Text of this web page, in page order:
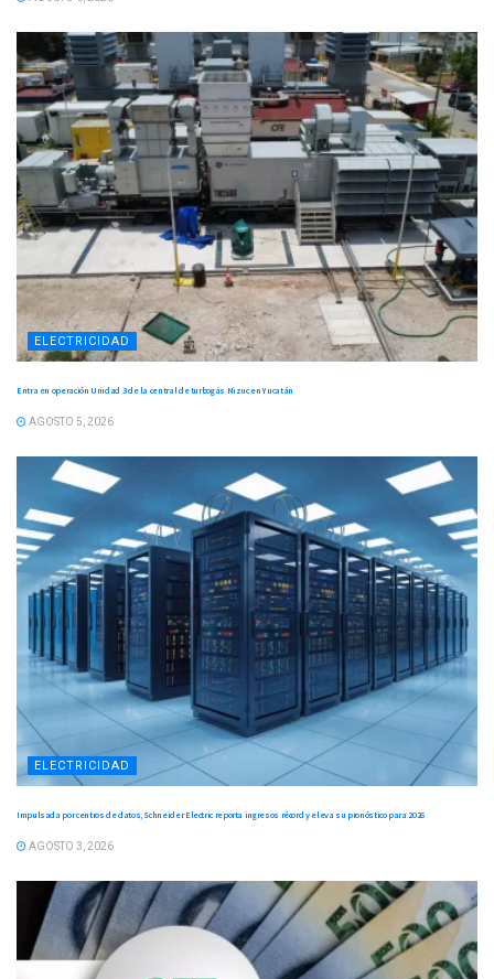
ELECTRICIDAD
Entra en operación Unidad 3 de la central de turbogás Nizuc en Yucatán
AGOSTO 5, 2026
ELECTRICIDAD
Impulsada por centros de datos, Schneider Electric reporta ingresos récord y eleva su pronóstico para 2026
AGOSTO 3, 2026